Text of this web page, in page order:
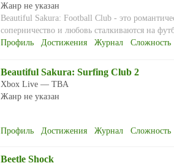
Жанр не указан
Beautiful Sakura: Football Club - это
соперничество и любовь сталкиваются на
Профиль
Достижения Журнал Сложность
Beautiful Sakura: Surfing Club 2
Xbox Live — TBA
Жанр не указан
Профиль Достижения Журнал Сложность
Beetle Shock